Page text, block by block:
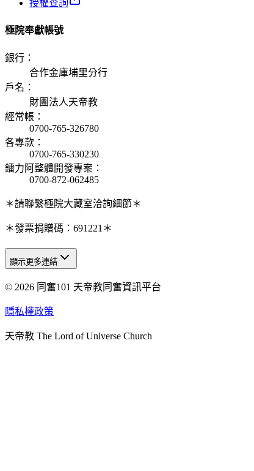
授權查詢
極院奉獻帳號
銀行 ：
合作金庫埔里分行
戶名 ：
財團法人天帝教
經常帳 ：
0700-765-326780
各專款 ：
0700-765-330230
鐳力阿整體開發專案 ：
0700-872-062485
＊請聯繫極院大藏室洽詢細節＊
＊發票捐贈碼：691221＊
天人研究總院
天人研究學院
天人炁功院
顯示更多連結
© 2026 同奮101 天帝教同奮資訊平台
隱私權政策
天帝教 The Lord of Universe Church